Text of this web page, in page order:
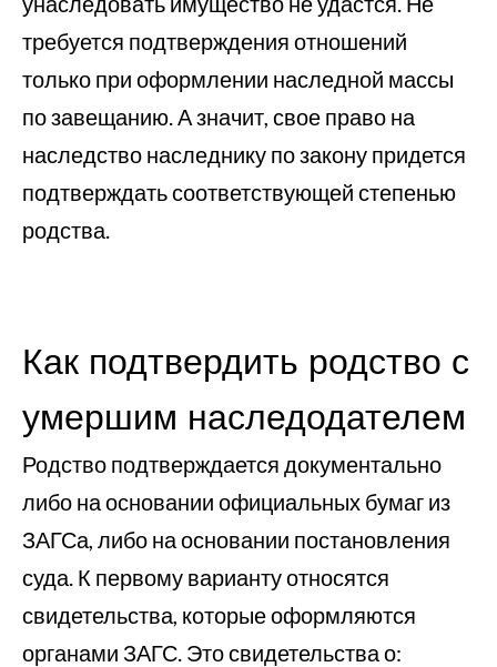
требуется подтверждения отношений
только при оформлении наследной массы
по завещанию. А значит, свое право на
наследство наследнику по закону придется
подтверждать соответствующей степенью
родства.
Как подтвердить родство с
умершим наследодателем
Родство подтверждается документально
либо на основании официальных бумаг из
ЗАГСа, либо на основании постановления
суда. К первому варианту относятся
свидетельства, которые оформляются
органами ЗАГС. Это свидетельства о: